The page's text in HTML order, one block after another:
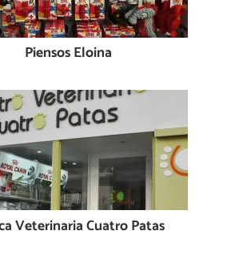
Piensos Eloina
Veterinaria Cuatro Patas